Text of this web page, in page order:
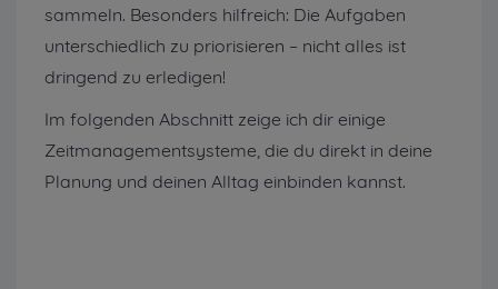
sammeln. Besonders hilfreich: Die Aufgaben
unterschiedlich zu priorisieren – nicht alles ist
dringend zu erledigen!
Im folgenden Abschnitt zeige ich dir einige
Zeitmanagementsysteme, die du direkt in deine
Planung und deinen Alltag einbinden kannst.